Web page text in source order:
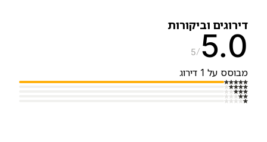
וביקורות
5
על 1 דירוג